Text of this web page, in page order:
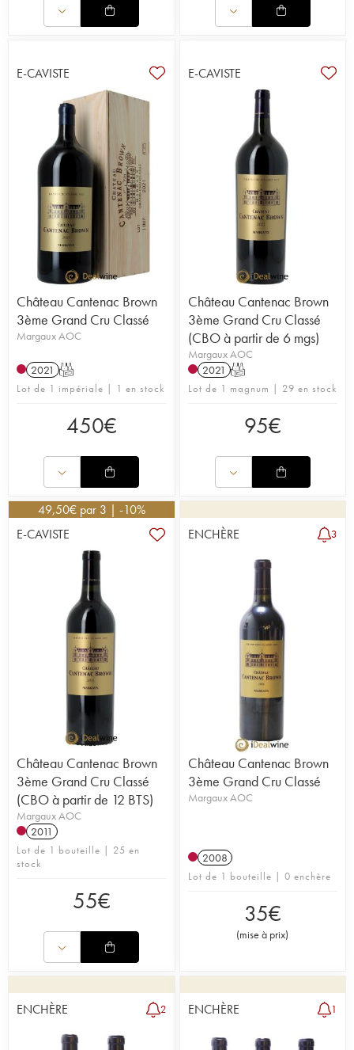
E-CAVISTE
Château Cantenac Brown
3ème Grand Cru Classé
Margaux AOC
2021 T
Lot de 1 impériale | 1 en stock
450€
E-CAVISTE
Château Cantenac Brown
3ème Grand Cru Classé
(CBO à partir de 6 mgs)
Margaux AOC
2021 T
Lot de 1 magnum | 29 en stock
95€
49,50€ par 3 | -10%
E-CAVISTE
Château Cantenac Brown
3ème Grand Cru Classé
(CBO à partir de 12 BTS)
Margaux AOC
2011
Lot de 1 bouteille | 25 en
stock
55€
ENCHÈRE 3
Château Cantenac Brown
3ème Grand Cru Classé
Margaux AOC
2008
Lot de 1 bouteille | 0 enchère
35€
(mise à prix)
ENCHÈRE 2 ENCHÈRE 1